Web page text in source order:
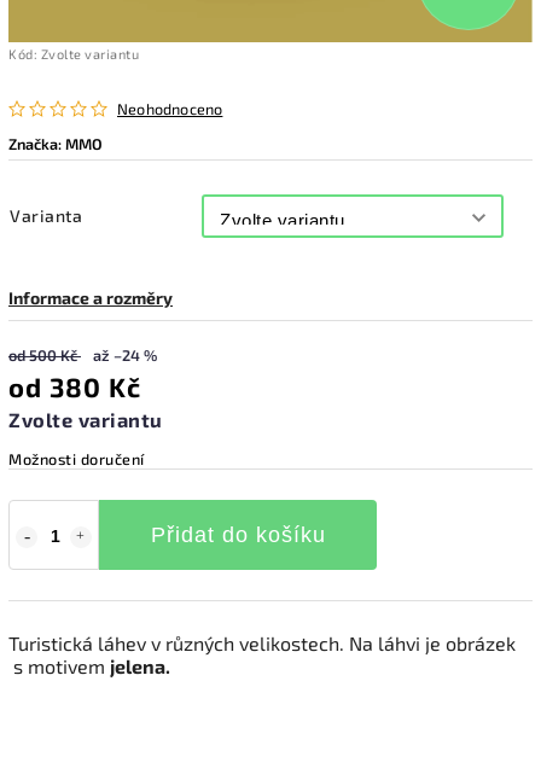
Kód: Zvolte variantu
Neohodnoceno
Značka:MMO
Varianta
Informace a rozměry
od 500 Kč až –24 %
od 380 Kč
Zvolte variantu
Možnosti doručení
Přidat do košíku
Turistická láhev v různých velikostech. Na láhvi je obrázek
s motivem jelena.